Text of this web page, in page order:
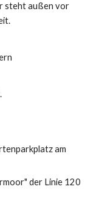
steht außen vor
am
der Linie 120